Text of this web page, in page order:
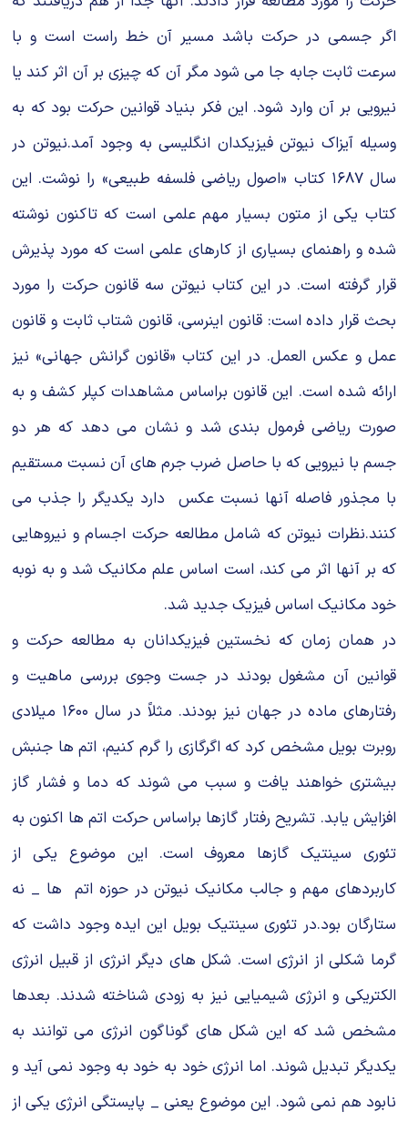
اگر جسمى در حرکت باشد مسیر آن خط راست است و با
سرعت ثابت جابه جا مى شود مگر آن که چیزى بر آن اثر کند یا
نیرویى بر آن وارد شود. این فکر بنیاد قوانین حرکت بود که به
وسیله آیزاک نیوتن فیزیکدان انگلیسى به وجود آمد.نیوتن در
سال ۱۶۸۷ کتاب «اصول ریاضى فلسفه طبیعى» را نوشت. این
کتاب یکى از متون بسیار مهم علمى است که تاکنون نوشته
شده و راهنماى بسیارى از کارهاى علمى است که مورد پذیرش
قرار گرفته است. در این کتاب نیوتن سه قانون حرکت را مورد
بحث قرار داده است: قانون اینرسى، قانون شتاب ثابت و قانون
عمل و عکس العمل. در این کتاب «قانون گرانش جهانى» نیز
ارائه شده است. این قانون براساس مشاهدات کپلر کشف و به
صورت ریاضى فرمول بندى شد و نشان مى دهد که هر دو
جسم با نیرویى که با حاصل ضرب جرم هاى آن نسبت مستقیم
با مجذور فاصله آنها نسبت عکس دارد یکدیگر را جذب مى
کنند.نظرات نیوتن که شامل مطالعه حرکت اجسام و نیروهایى
که بر آنها اثر مى کند، است اساس علم مکانیک شد و به نوبه
خود مکانیک اساس فیزیک جدید شد.
در همان زمان که نخستین فیزیکدانان به مطالعه حرکت و
قوانین آن مشغول بودند در جست وجوى بررسى ماهیت و
رفتارهاى ماده در جهان نیز بودند. مثلاً در سال ۱۶۰۰ میلادى
روبرت بویل مشخص کرد که اگرگازى را گرم کنیم، اتم ها جنبش
بیشترى خواهند یافت و سبب مى شوند که دما و فشار گاز
افزایش یابد. تشریح رفتار گازها براساس حرکت اتم ها اکنون به
تئورى سینتیک گازها معروف است. این موضوع یکى از
کاربردهاى مهم و جالب مکانیک نیوتن در حوزه اتم ها _ نه
ستارگان بود.در تئورى سینتیک بویل این ایده وجود داشت که
گرما شکلى از انرژى است. شکل هاى دیگر انرژى از قبیل انرژى
الکتریکى و انرژى شیمیایى نیز به زودى شناخته شدند. بعدها
مشخص شد که این شکل هاى گوناگون انرژى مى توانند به
یکدیگر تبدیل شوند. اما انرژى خود به خود به وجود نمى آید و
نابود هم نمى شود. این موضوع یعنى _ پایستگى انرژى یکى از